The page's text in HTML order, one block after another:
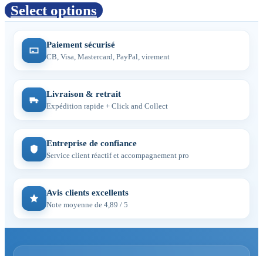
prix :
25.00€
33.00€
Select options
Paiement sécurisé
CB, Visa, Mastercard, PayPal, virement
Livraison & retrait
Expédition rapide + Click and Collect
Entreprise de confiance
Service client réactif et accompagnement pro
Avis clients excellents
Note moyenne de 4,89 / 5